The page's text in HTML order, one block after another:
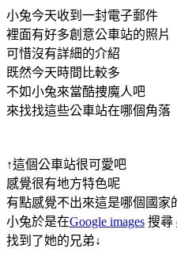
小兔今天收到一封電子郵件
裡面有好多創意公車站的照片
可惜沒有詳細的介紹
既然今天時間比較多
不如小兔來當酷捜魔人吧
來找找這些公車站在哪個角落
↑這個公車站很可愛吧
感覺很有地方特色呢
有點感覺不出來這是哪個國家
小兔於是在Google images 搜尋
找到了她的兄弟↓